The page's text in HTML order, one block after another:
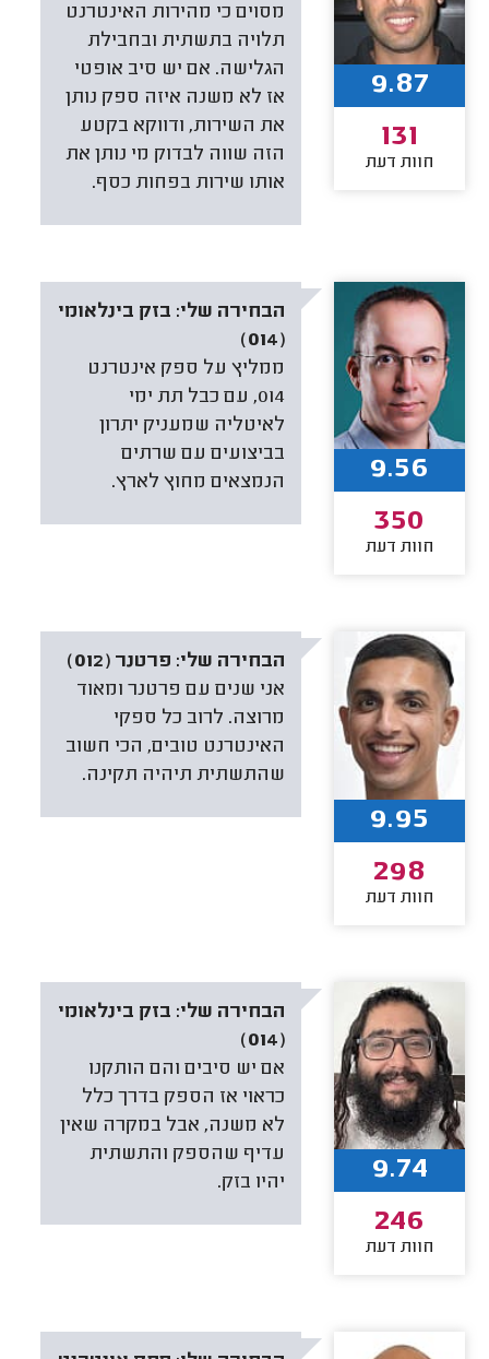
מסוים כי מהירות האינטרנט
תלויה בתשתית ובחבילת
הגלישה. אם יש סיב אופטי
אז לא משנה איזה ספק נותן
את השירות, ודווקא בקטע
הזה שווה לבדוק מי נותן את
אותו שירות בפחות כסף.
9.87
131
חוות דעת
הבחירה שלי: בזק בינלאומי
(014)
ממליץ על ספק אינטרנט
014, עם כבל תת ימי
לאיטליה שמעניק יתרון
בביצועים עם שרתים
הנמצאים מחוץ לארץ.
9.56
350
חוות דעת
הבחירה שלי: פרטנר (012)
אני שנים עם פרטנר ומאוד
מרוצה. לרוב כל ספקי
האינטרנט טובים, הכי חשוב
שהתשתית תיהיה תקינה.
9.95
298
חוות דעת
הבחירה שלי: בזק בינלאומי
(014)
אם יש סיבים והם הותקנו
כראוי אז הספק בדרך כלל
לא משנה, אבל במקרה שאין
עדיף שהספק והתשתית
יהיו בזק.
9.74
246
חוות דעת